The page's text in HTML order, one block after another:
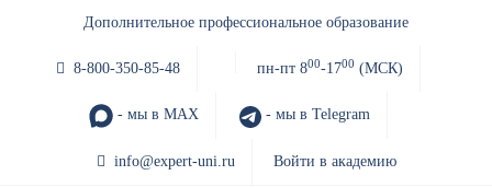
Дополнительное профессиональное образование
8-800-350-85-48 пн-пт 800-1700 (МСК)
- мы в MAX - мы в Telegram
info@expert-uni.ru Войти в академию